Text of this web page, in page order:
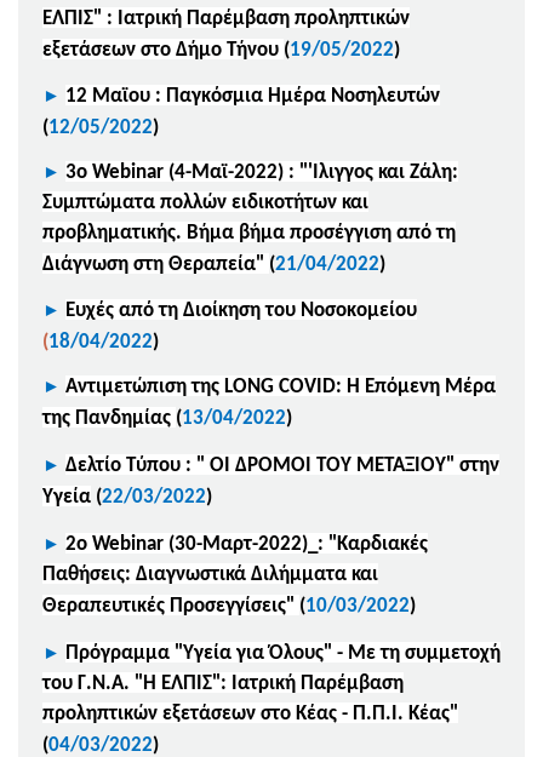
ΕΛΠΙΣ" : Ιατρική Παρέμβαση προληπτικών
εξετάσεων στο Δήμο Τήνου (19/05/2022)
► 12 Μαϊου : Παγκόσμια Ημέρα Νοσηλευτών
(12/05/2022)
► 3ο Webinar (4-Μαϊ-2022) : "'Ιλιγγος και Ζάλη:
Συμπτώματα πολλών ειδικοτήτων και
προβληματικής. Βήμα βήμα προσέγγιση από τη
Διάγνωση στη Θεραπεία" (21/04/2022)
►
Ευχές από τη Διοίκηση του Νοσοκομείου
(18/04/2022)
► Αντιμετώπιση της LONG COVID: Η Επόμενη Μέρα
της Πανδημίας (13/04/2022)
► Δελτίο Τύπου : " ΟΙ ΔΡΟΜΟΙ ΤΟΥ ΜΕΤΑΞΙΟΥ" στην
Υγεία (22/03/2022)
► 2ο Webinar (30-Μαρτ-2022)_: "Καρδιακές
Παθήσεις: Διαγνωστικά Διλήμματα και
Θεραπευτικές Προσεγγίσεις" (10/03/2022)
►
Πρόγραμμα "Υγεία για Όλους" - Με τη συμμετοχή
του Γ.Ν.Α. "Η ΕΛΠΙΣ": Ιατρική Παρέμβαση
προληπτικών εξετάσεων στο Κέας - Π.Π.Ι. Κέας"
(04/03/2022)